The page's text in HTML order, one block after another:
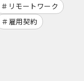
リモートワーク
雇用契約